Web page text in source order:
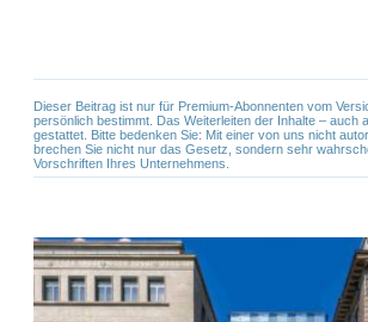
Dieser Beitrag ist nur für Premium-Abonnenten vom
persönlich bestimmt. Das Weiterleiten der Inhalte – auch
gestattet. Bitte bedenken Sie: Mit einer von uns nicht
brechen Sie nicht nur das Gesetz, sondern sehr
Vorschriften Ihres Unternehmens.